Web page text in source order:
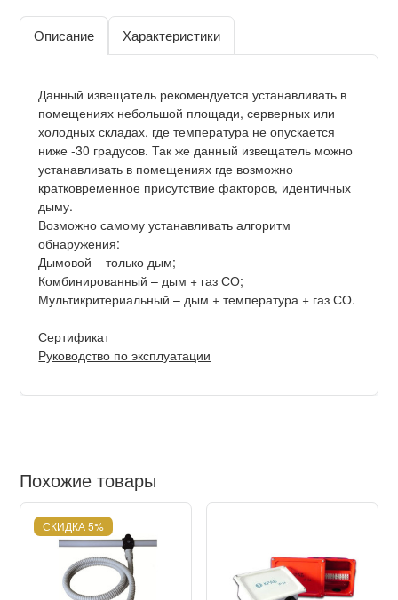
Описание Характеристики
Данный извещатель рекомендуется устанавливать в
помещениях небольшой площади, серверных или
холодных складах, где температура не опускается
ниже -30 градусов. Так же данный извещатель можно
устанавливать в помещениях где возможно
кратковременное присутствие факторов, идентичных
дыму.
Возможно самому устанавливать алгоритм
обнаружения:
Дымовой – только дым;
Комбинированный – дым + газ СО;
Мультикритериальный – дым + температура + газ СО.
Сертификат
Руководство по эксплуатации
Похожие товары
СКИДКА 5%